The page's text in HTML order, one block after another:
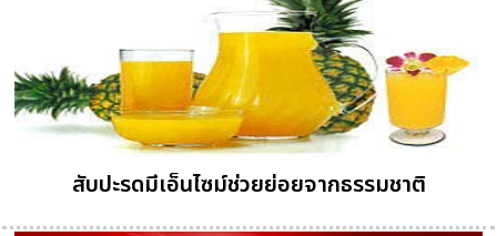
สับปะรดมีเอ็นไซม์ช่วยย่อยจากธรรมชาติ